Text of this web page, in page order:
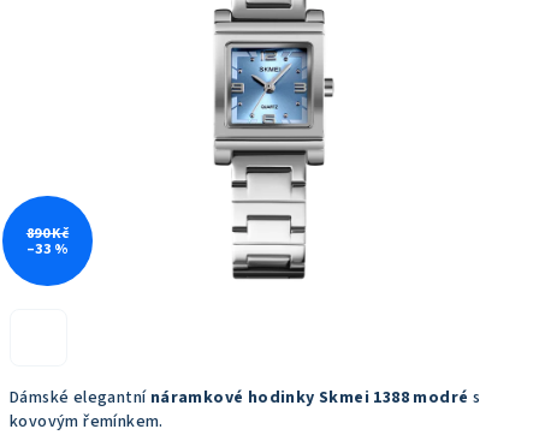
Dámské elegantnínáramkové hodinky Skmei 1388 modré s
kovovým řemínkem.
890 Kč
–33 %